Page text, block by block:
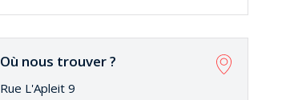
Où nous trouver ?
Rue L'Apleit 9